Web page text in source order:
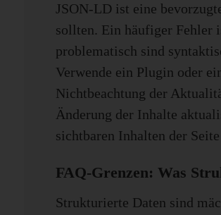
JSON-LD ist eine
sollten. Ein häufiger Fehler
problematisch sind
Verwende ein Plugin oder
Nichtbeachtung der
Änderung der Inhalte
sichtbaren Inhalten der
FAQ-Grenzen: Was
Strukturierte Daten sind